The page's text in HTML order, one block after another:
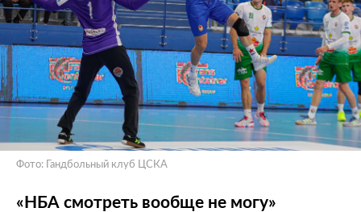
Фото: Гандбольный клуб ЦСКА
«НБА смотреть вообще не могу»